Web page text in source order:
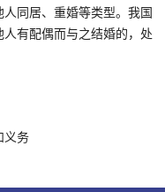
同居、重婚等类型。我国
有配偶而与之结婚的，处
义务